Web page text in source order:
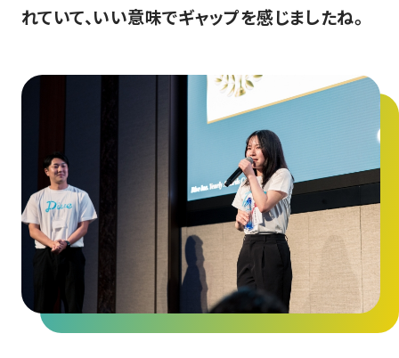
れていて、いい意味でギャップを感じましたね。